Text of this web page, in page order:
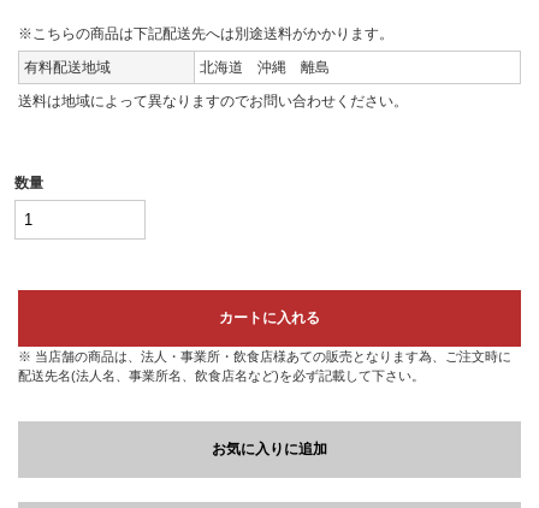
※こちらの商品は下記配送先へは別途送料がかかります。
有料配送地域
北海道 沖縄 離島
送料は地域によって異なりますのでお問い合わせください。
数量
カートに入れる
※ 当店舗の商品は、法人・事業所・飲食店様あての販売となります為、ご注文時に
配送先名(法人名、事業所名、飲食店名など)を必ず記載して下さい。
お気に入りに追加